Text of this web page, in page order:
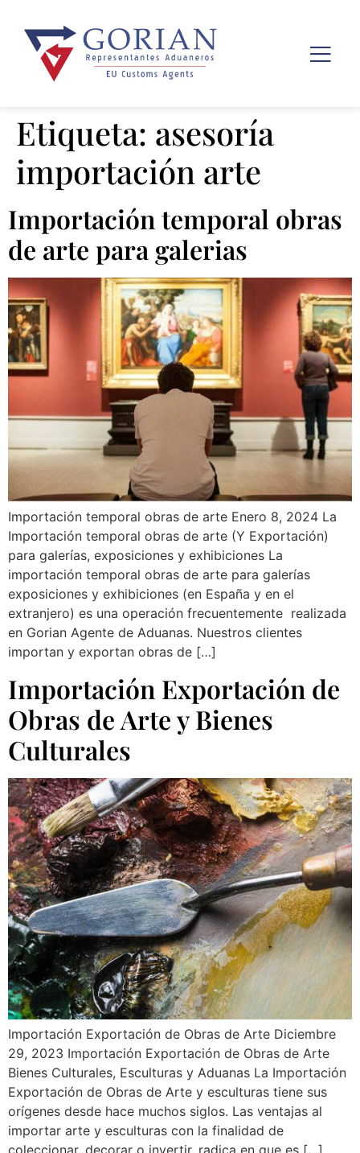
Etiqueta: asesoría
importación arte
Importación temporal obras
de arte para galerias
Importación temporal obras de arte Enero 8, 2024 La
Importación temporal obras de arte (Y Exportación)
para galerías, exposiciones y exhibiciones La
importación temporal obras de arte para galerías
exposiciones y exhibiciones (en España y en el
extranjero) es una operación frecuentemente realizada
en Gorian Agente de Aduanas. Nuestros clientes
importan y exportan obras de […]
Importación Exportación de
Obras de Arte y Bienes
Culturales
Importación Exportación de Obras de Arte Diciembre
29, 2023 Importación Exportación de Obras de Arte
Bienes Culturales, Esculturas y Aduanas La Importación
Exportación de Obras de Arte y esculturas tiene sus
orígenes desde hace muchos siglos. Las ventajas al
importar arte y esculturas con la finalidad de
coleccionar, decorar o invertir, radica en que es […]